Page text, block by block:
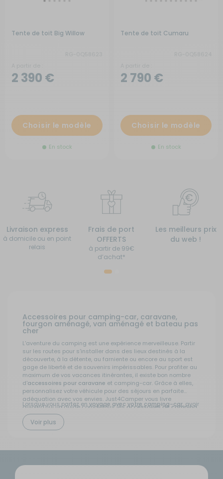
Tente de toit Big Willow
2 390 €
Choisir le modèle
En stock
Tente de toit Cumaru
2 790 €
Choisir le modèle
En stock
Livraison express
à domicile ou en point
relais
Frais de port
OFFERTS
à partir de 99€
d’achat*
Les meilleurs prix
du web !
Accessoires pour camping-car, caravane,
fourgon aménagé, van aménagé et bateau pas
cher
L'aventure du camping est une expérience merveilleuse. Partir
sur les routes pour s'installer dans des lieux destinés à la
découverte, à la détente, au farniente ou encore au sport est
gage de liberté et de souvenirs impérissables. Pour profiter au
maximum de vos vacances itinérantes, il existe bon nombre
d'accessoires pour caravane et camping-car. Grâce à elles,
personnalisez votre véhicule pour des séjours en parfaite
adéquation avec vos envies. Just4Camper vous livre
aujourd'hui un guide complet sur lesaccessoires de camping,
pour vous aider à faire votre choix et avoir de nombreuses
idées pour vos vacances en tant qu'amoureux de la nature.
Lorsque vous partez en voyage avec votre camping-car, avoir
expérience. Parmi les accessoires les plus essentiels, on trouve
les auvents, qui fournissent une extension de l'espace de vie
indispensables pour maintenir l'autonomie énergétique lors de
réchauds portables et les ustensiles de cuisine spécialement
Voir plus